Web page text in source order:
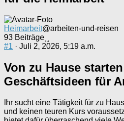
Heimarbeit@arbeiten-und-reisen
93 Beiträge
#1 · Juli 2, 2026, 5:19 a.m.
Von zu Hause
Geschäftsideen für
Ihr sucht eine Tätigkeit für zu
und keinen teuren Kurs